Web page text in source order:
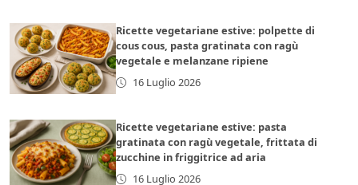
Ricette vegetariane estive: polpette di
cous cous, pasta gratinata con ragù
vegetale e melanzane ripiene
16 Luglio 2026
Ricette vegetariane estive: pasta
gratinata con ragù vegetale, frittata di
zucchine in friggitrice ad aria
16 Luglio 2026